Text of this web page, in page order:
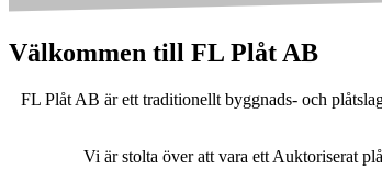
Välkommen till FL Plåt AB
FL Plåt AB är ett traditionellt byggnads- och
Vi är stolta över att vara ett Auktoriserat